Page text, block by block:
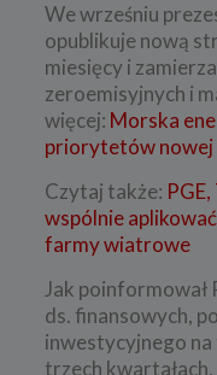
We wrześniu
opublikuje nową
miesięcy i
zeroemisyjnych i
więcej: Morska
priorytetów nowej
Czytaj także:
wspólnie
farmy wiatrowe
Jak poinformował
ds. finansowych,
inwestycyjnego na
trzech